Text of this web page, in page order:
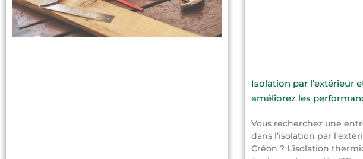
Isolation par l’extérieur
améliorez les
Vous recherchez une
dans l’isolation par
Créon ? L’isolation